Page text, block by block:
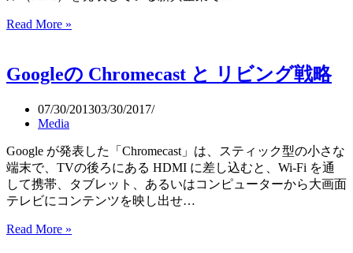
Read More »
ッ
ル」
わ
れ
る
Xiaomi（シ
オ
Googleの Chromecast と リビング戦略
07/30/201303/30/2017
Media
Google が発表した「Chromecast」は、スティック型の小さな
端末で、TVの後ろにある HDMI に差し込むと、Wi-Fi を通
して携帯、タブレット、あるいはコンピューターから大画面
テレビにコンテンツを映し出せ…
Read More »